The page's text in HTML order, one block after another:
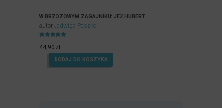
W BRZOZOWYM ZAGAJNIKU: JEŻ HUBERT
autor Jadwiga Paszko
4.90
na 5.
44,90 zł
DODAJ DO KOSZYKA